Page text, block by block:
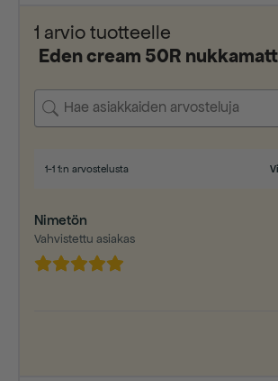
1 arvio tuotteelle
Eden cream 50R
1-1 1:n arvostelusta
Nimetön
Vahvistettu asiakas